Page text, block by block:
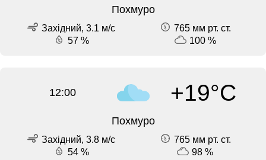
Похмуро
Західний, 3.1 м/с
765 мм рт. ст.
57 %
100 %
12:00 +19°C
Похмуро
Західний, 3.8 м/с
765 мм рт. ст.
54 %
98 %